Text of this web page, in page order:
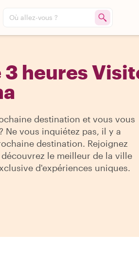
Où allez-vous ?
heures
destination et vous vous
Ne vous inquiétez pas, il y a
destination. Rejoignez
le meilleur de la ville
d'expériences uniques.